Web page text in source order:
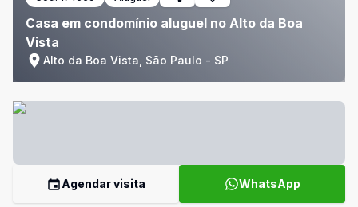
Casa em condomínio aluguel no Alto da Boa
Vista
Alto da Boa Vista, São Paulo - SP
Agendar visita WhatsApp